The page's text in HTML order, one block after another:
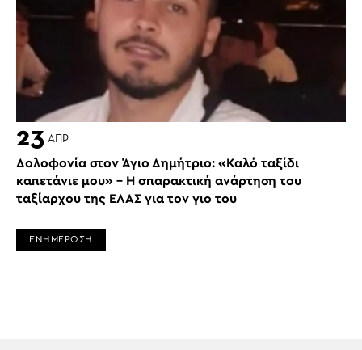
23 ΑΠΡ
Δολοφονία στον Άγιο Δημήτριο: «Καλό ταξίδι
καπετάνιε μου» – Η σπαρακτική ανάρτηση του
ταξίαρχου της ΕΛΑΣ για τον γιο του
ΕΝΗΜΕΡΩΣΗ